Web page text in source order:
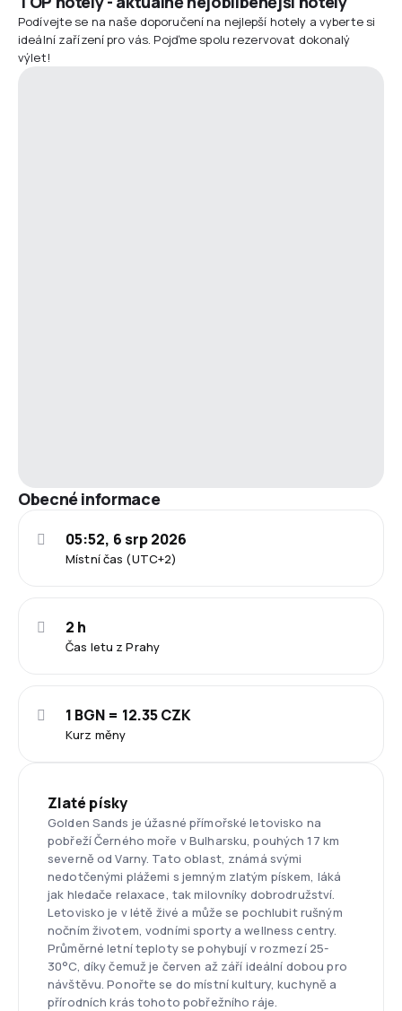
Podívejte se na naše doporučení na nejlepší hotely a vyberte si
ideální zařízení pro vás. Pojďme spolu rezervovat dokonalý
výlet!
Obecné informace
Místní čas (UTC+2)
05:52, 6 srp 2026
Čas letu z Prahy
2 h
Kurz měny
1 BGN = 12.35 CZK
Zlaté písky
Golden Sands je úžasné přímořské letovisko na
pobřeží Černého moře v Bulharsku, pouhých 17 km
severně od Varny. Tato oblast, známá svými
nedotčenými plážemi s jemným zlatým pískem, láká
jak hledače relaxace, tak milovníky dobrodružství.
Letovisko je v létě živé a může se pochlubit rušným
nočním životem, vodními sporty a wellness centry.
Průměrné letní teploty se pohybují v rozmezí 25-
30°C, díky čemuž je červen až září ideální dobou pro
návštěvu. Ponořte se do místní kultury, kuchyně a
přírodních krás tohoto pobřežního ráje.